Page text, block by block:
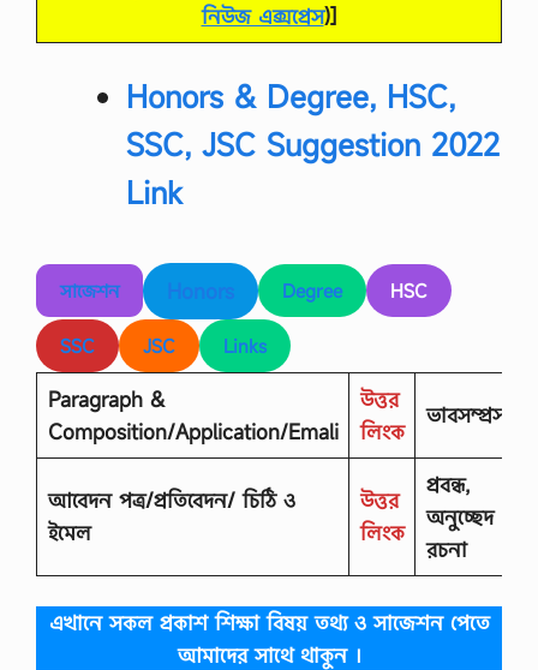
নিউজ এক্সপ্রেস)]
Honors & Degree, HSC,
SSC, JSC Suggestion 2022
Link
সাজেশন Honors Degree HSC
SSC JSC Links
Paragraph &
Composition/Application/Emali
উত্তর
লিংক
ভাবসম্প্রসারণ
আবেদন পত্র/প্রতিবেদন/ চিঠি ও
ইমেল
উত্তর
লিংক
প্রবন্ধ,
অনুচ্ছেদ
রচনা
এখানে সকল প্রকাশ শিক্ষা বিষয় তথ্য ও সাজেশন পেতে
আমাদের সাথে থাকুন ।